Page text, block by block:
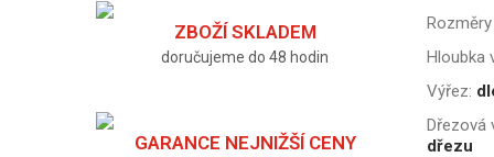
Hloubka
Výřez:
Dřezová
dřezu
ZBOŽÍ SKLADEM
doručujeme do 48 hodin
GARANCE NEJNIŽŠÍ CENY